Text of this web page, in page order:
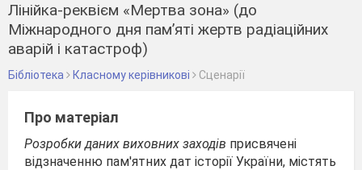
Лінійка-реквієм «Мертва зона» (до
Міжнародного дня пам’яті жертв радіаційних
аварій і катастроф)
Бібліотека Класному керівникові Сценарії
Про матеріал
Розробки даних виховних заходів присвячені
відзначенню пам'ятних дат історії України, містять